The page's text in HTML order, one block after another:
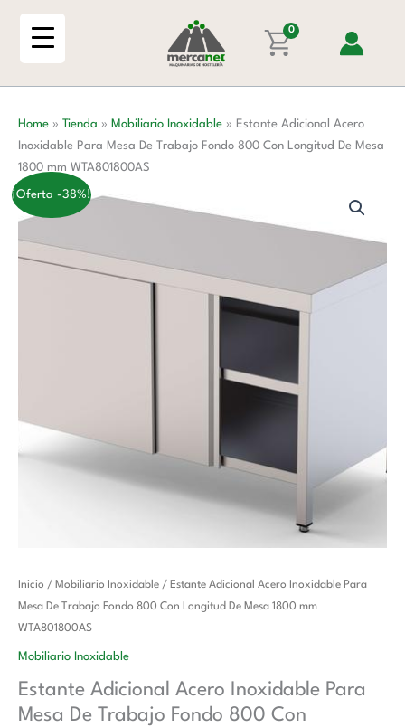
0
Home » Tienda » Mobiliario Inoxidable » Estante Adicional Acero
Inoxidable Para Mesa De Trabajo Fondo 800 Con Longitud De Mesa
1800 mm WTA801800AS
¡Oferta -38%!
Inicio / Mobiliario Inoxidable / Estante Adicional Acero Inoxidable Para
Mesa De Trabajo Fondo 800 Con Longitud De Mesa 1800 mm
WTA801800AS
Mobiliario Inoxidable
Estante Adicional Acero Inoxidable Para
Mesa De Trabajo Fondo 800 Con
El
precio
era:
El
precio
Estante
Adicional
Acero
Inoxidable
Mesa
De
Para
Mesa
De
Fondo
800
Con
Longitud
De
1800